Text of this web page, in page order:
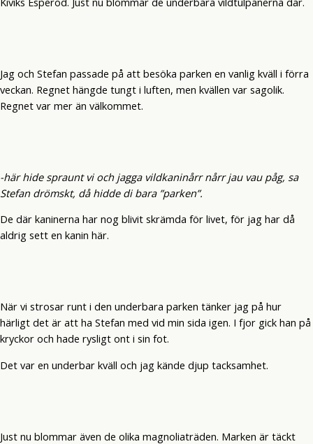
Jag och Stefan passade på att besöka parken en vanlig kväll i förra
veckan. Regnet hängde tungt i luften, men kvällen var sagolik.
Regnet var mer än välkommet.
-här hide spraunt vi och jagga vildkaninårr nårr jau vau påg, sa
Stefan drömskt, då hidde di bara ”parken”.
De där kaninerna har nog blivit skrämda för livet, för jag har då
aldrig sett en kanin här.
När vi strosar runt i den underbara parken tänker jag på hur
härligt det är att ha Stefan med vid min sida igen. I fjor gick han på
kryckor och hade rysligt ont i sin fot.
Det var en underbar kväll och jag kände djup tacksamhet.
Just nu blommar även de olika magnoliaträden. Marken är täckt